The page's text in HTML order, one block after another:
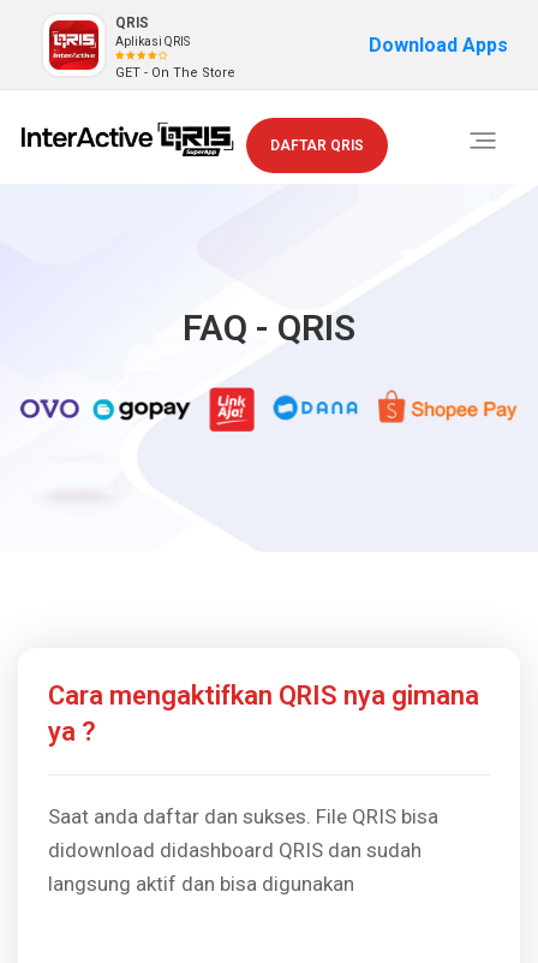
QRIS
Aplikasi QRIS
GET - On The Store
Download Apps
Toggle
DAFTAR QRIS
FAQ - QRIS
Cara mengaktifkan QRIS nya gimana
ya ?
Saat anda daftar dan sukses. File QRIS bisa
didownload didashboard QRIS dan sudah
langsung aktif dan bisa digunakan